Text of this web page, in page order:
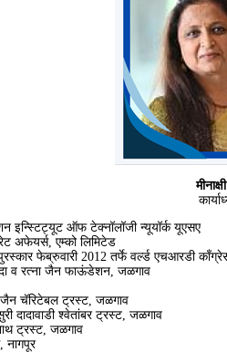
इन्स्टिट्यूट ऑफ टेक्नॉलॉजी न्यूयॉर्क यूएसए
अफेयर्स, एम्को लिमिटेड
फेब्रुवारी 2012 तर्फे वर्ल्ड एचआरडी
व रत्ना जैन फाऊंडेशन, जळगाव
जैन चॅरिटेबल ट्रस्ट, जळगाव
दादावाडी श्वेतांबर ट्रस्ट, जळगाव
ट्रस्ट, जळगाव